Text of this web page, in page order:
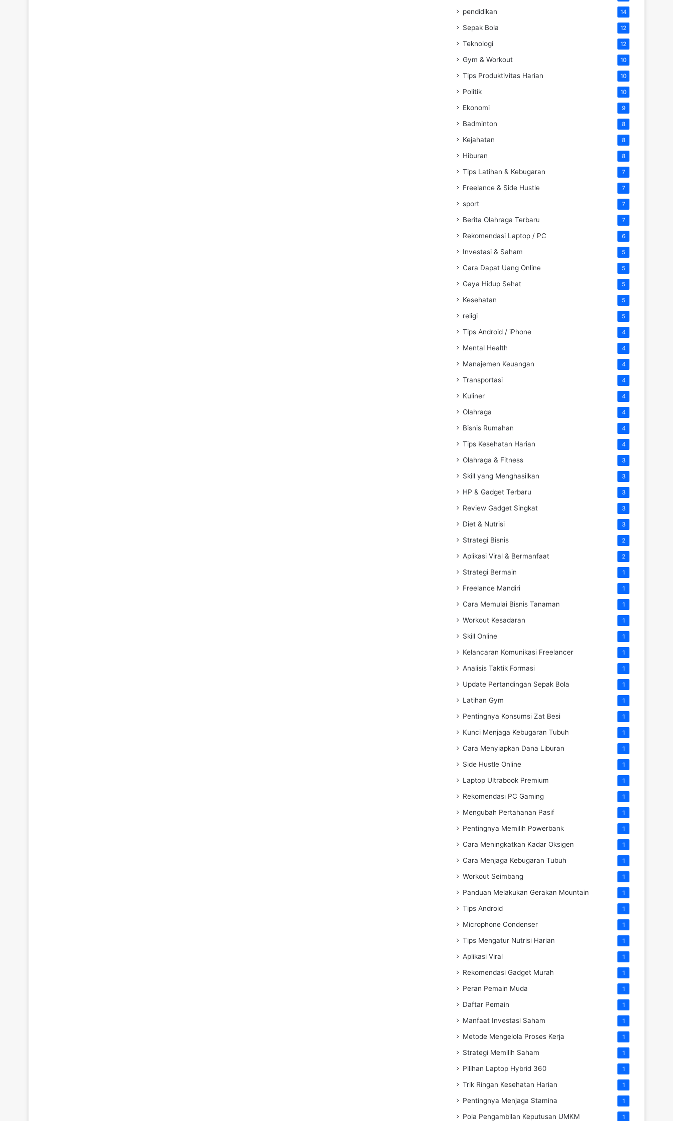
pendidikan 14
Sepak Bola 12
Teknologi 12
Gym & Workout 10
Tips Produktivitas Harian 10
Politik 10
Ekonomi 9
Badminton 8
Kejahatan 8
Hiburan 8
Tips Latihan & Kebugaran 7
Freelance & Side Hustle 7
sport 7
Berita Olahraga Terbaru 7
Rekomendasi Laptop / PC 6
Investasi & Saham 5
Cara Dapat Uang Online 5
Gaya Hidup Sehat 5
Kesehatan 5
religi 5
Tips Android / iPhone 4
Mental Health 4
Manajemen Keuangan 4
Transportasi 4
Kuliner 4
Olahraga 4
Bisnis Rumahan 4
Tips Kesehatan Harian 4
Olahraga & Fitness 3
Skill yang Menghasilkan 3
HP & Gadget Terbaru 3
Review Gadget Singkat 3
Diet & Nutrisi 3
Strategi Bisnis 2
Aplikasi Viral & Bermanfaat 2
Strategi Bermain 1
Freelance Mandiri 1
Cara Memulai Bisnis Tanaman 1
Workout Kesadaran 1
Skill Online 1
Kelancaran Komunikasi Freelancer 1
Analisis Taktik Formasi 1
Update Pertandingan Sepak Bola 1
Latihan Gym 1
Pentingnya Konsumsi Zat Besi 1
Kunci Menjaga Kebugaran Tubuh 1
Cara Menyiapkan Dana Liburan 1
Side Hustle Online 1
Laptop Ultrabook Premium 1
Rekomendasi PC Gaming 1
Mengubah Pertahanan Pasif 1
Pentingnya Memilih Powerbank 1
Cara Meningkatkan Kadar Oksigen 1
Cara Menjaga Kebugaran Tubuh 1
Workout Seimbang 1
Panduan Melakukan Gerakan Mountain 1
Tips Android 1
Microphone Condenser 1
Tips Mengatur Nutrisi Harian 1
Aplikasi Viral 1
Rekomendasi Gadget Murah 1
Peran Pemain Muda 1
Daftar Pemain 1
Manfaat Investasi Saham 1
Metode Mengelola Proses Kerja 1
Strategi Memilih Saham 1
Pilihan Laptop Hybrid 360 1
Trik Ringan Kesehatan Harian 1
Pentingnya Menjaga Stamina 1
Pola Pengambilan Keputusan UMKM 1